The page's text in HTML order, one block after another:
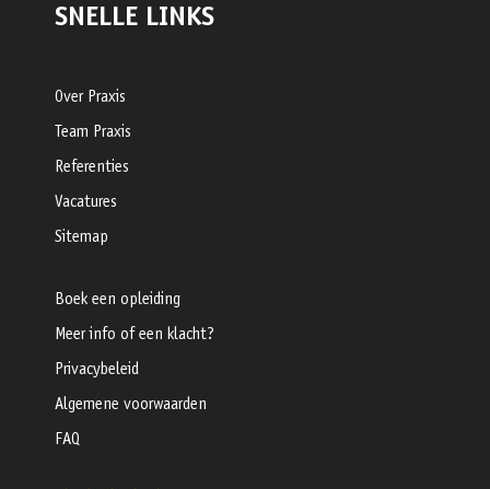
SNELLE LINKS
Over Praxis
Team Praxis
Referenties
Vacatures
Sitemap
Boek een opleiding
Meer info of een klacht?
Privacybeleid
Algemene voorwaarden
FAQ